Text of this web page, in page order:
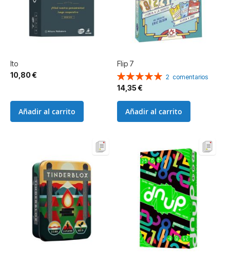
Ito
10,80 €
Añadir al carrito
Flip 7
Valoración:
100%
2 comentarios
14,35 €
Añadir al carrito